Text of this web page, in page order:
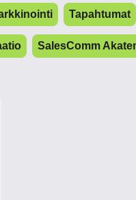
Tapahtumat
SalesComm